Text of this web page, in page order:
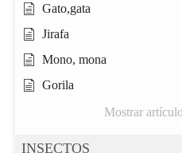
Gato,gata
Jirafa
Mono, mona
Gorila
Mostrar
INSECTOS